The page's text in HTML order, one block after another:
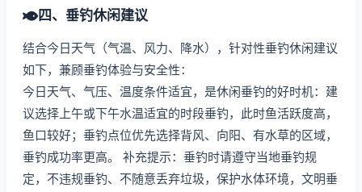
四、垂钓休闲建议
结合今日天气（气温、风力、降水），针对性垂钓休闲建议
如下，兼顾垂钓体验与安全性：
今日天气、气压、温度条件适宜，是休闲垂钓的好时机：建
议选择上午或下午水温适宜的时段垂钓，此时鱼活跃度高，
鱼口较好；垂钓点位优先选择背风、向阳、有水草的区域，
垂钓成功率更高。 补充提示：垂钓时请遵守当地垂钓规
定，不违规垂钓、不随意丢弃垃圾，保护水体环境，文明垂